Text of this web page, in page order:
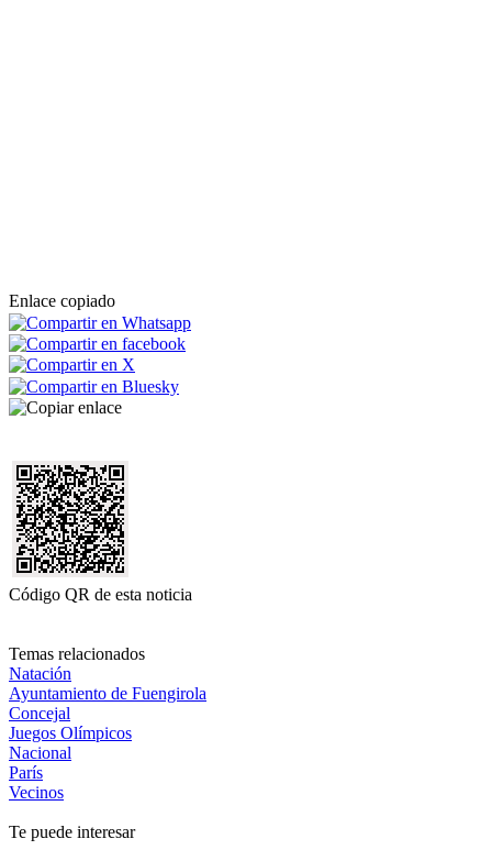
Enlace copiado
Código QR de esta noticia
Temas relacionados
Natación
Ayuntamiento de Fuengirola
Concejal
Juegos Olímpicos
Nacional
París
Vecinos
Te puede interesar